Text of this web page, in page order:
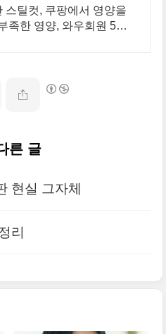
스틸컷, 쿠팡에서 영양을
족한 영양, 와우회원 5%
른 글
현실 그자체
리